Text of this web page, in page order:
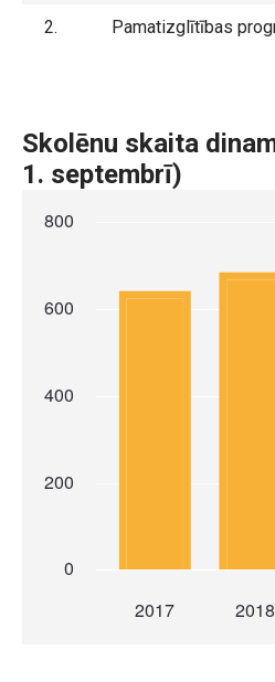
2. Pamatizglītības
Skolēnu skaita
1. septembrī)